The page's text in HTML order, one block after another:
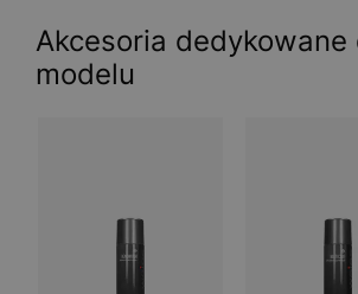
Akcesoria dedykowane
modelu